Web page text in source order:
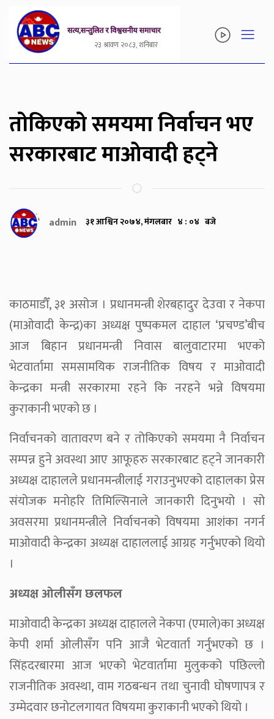
२३ श्रावण २०८३, शनिबार
तोकिएको समयमा निर्वाचन भए
सरकारबाट माओवादी हट्ने
admin ३१ आश्विन २०७४, मंगलबार ४ : ०४ बजे
काठमाडौँ, ३१ असोज । प्रधानमन्त्री शेरबहादुर देउवा र नेकपा
(माओवादी केन्द्र)का अध्यक्ष पुष्पकमल दाहाल ‘प्रचण्ड’बीच
आज बिहान प्रधानमन्त्री निवास बालुवाटारमा भएको
भेटवार्तामा समसामयिक राजनीतिक विषय र माओवादी
केन्द्रका मन्त्री सरकारमा रहने कि नरहने भन्ने विषयमा
कुराकानी भएको छ ।
निर्वाचनको वातावरण बने र तोकिएको समयमा नै निर्वाचन
सम्पन्न हुने अवस्था आए आफूहरु सरकारबाट हट्ने जानकारी
अध्यक्ष दाहालले प्रधानमन्त्रीलाई गराउनुभएको दाहालका प्रेस
संयोजक मनोहरि तिमिल्सिनाले जानकारी दिनुभयो । सो
अवसरमा प्रधानमन्त्रीले निर्वाचनको विषयमा आशंका नगर्न
माओवादी केन्द्रका अध्यक्ष दाहाललाई आग्रह गर्नुभएको थियो
।
अध्यक्ष ओलीसँग छलफल
माओवादी केन्द्रका अध्यक्ष दाहालले नेकपा (एमाले)का अध्यक्ष
केपी शर्मा ओलीसँग पनि आजै भेटवार्ता गर्नुभएको छ ।
सिंहदरबारमा आज भएको भेटवार्तामा मुलुकको पछिल्लो
राजनीतिक अवस्था, वाम गठबन्धन तथा चुनावी घोषणापत्र र
उम्मेदवार छनोटलगायत विषयमा कुराकानी भएको थियो ।